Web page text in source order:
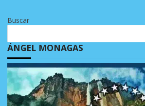
Buscar
ÁNGEL MONAGAS